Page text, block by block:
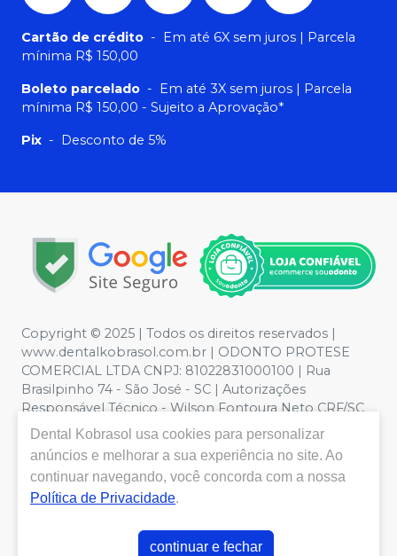
Cartão de crédito - Em até 6X sem juros | Parcela
mínima R$ 150,00
Boleto parcelado - Em até 3X sem juros | Parcela
mínima R$ 150,00 - Sujeito a Aprovação*
Pix - Desconto de 5%
Copyright © 2025 | Todos os direitos reservados |
www.dentalkobrasol.com.br | ODONTO PROTESE
COMERCIAL LTDA CNPJ: 81022831000100 | Rua
Brasilpinho 74 - São José - SC | Autorizações
Responsável Técnico - Wilson Fontoura Neto CRF/SC
12450 | Política de Privacidade e Segurança - Fotos
meramente ilustrativas - Os preços e condições da loja
virtual estão sujeitos a alterações. Em caso de
divergência de preços no site, o valor válido é o do
Carrinho de Compra. Não vendemos por atacado, por
de grandes volumes pelo site.
Dental Kobrasol usa cookies para personalizar
anúncios e melhorar a sua experiência no site. Ao
continuar navegando, você concorda com a nossa
Política de Privacidade.
continuar e fechar